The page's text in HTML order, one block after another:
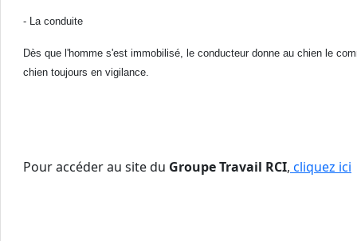
- La conduite
Dès que l'homme s'est immobilisé, le conducteur donne au chien le
chien toujours en vigilance.
Pour accéder au site du Groupe Travail RCI, cliquez ici